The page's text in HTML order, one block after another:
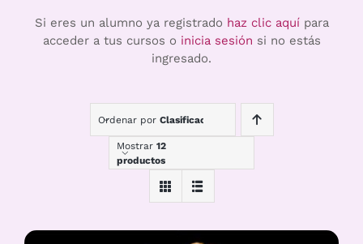
Si eres un alumno ya registrado haz clic aquípara
acceder a tus cursos o inicia sesión si no estás
ingresado.
Ordenar por Clasificación
Mostrar 12
productos